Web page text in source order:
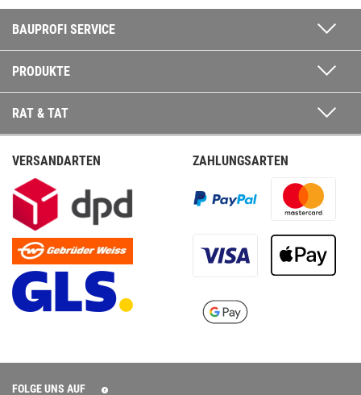
BAUPROFI SERVICE
PRODUKTE
RAT & TAT
VERSANDARTEN ZAHLUNGSARTEN
FOLGE UNS AUF